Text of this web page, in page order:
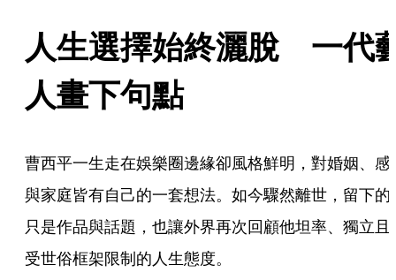
人生選擇始終灑脫　一代
人畫下句點
曹西平一生走在娛樂圈邊緣卻風格鮮明，對婚姻、感
與家庭皆有自己的一套想法。如今驟然離世，留下的
只是作品與話題，也讓外界再次回顧他坦率、獨立且
受世俗框架限制的人生態度。